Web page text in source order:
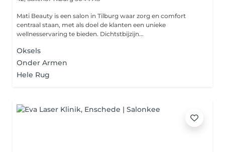
Mati Beauty is een salon in Tilburg waar zorg en comfort
centraal staan, met als doel de klanten een unieke
wellnesservaring te bieden. Dichtstbijzijn...
Oksels
Onder Armen
Hele Rug